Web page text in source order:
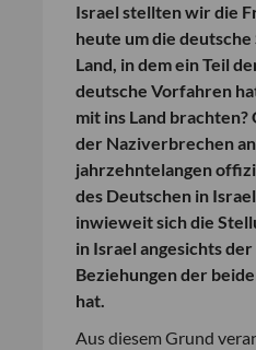
Israel stellten wir die
heute um die
Land, in dem ein Teil
deutsche Vorfahren
mit ins Land brachten?
der Naziverbrechen
jahrzehntelangen
des Deutschen in
inwieweit sich die
in Israel angesichts
Beziehungen der
hat.
Aus diesem Grund